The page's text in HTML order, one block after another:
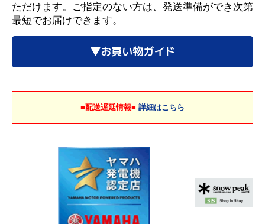
ただけます。ご指定のない方は、発送準備ができ次第
最短でお届けできます。
▼お買い物ガイド
■配送遅延情報■ 詳細はこちら